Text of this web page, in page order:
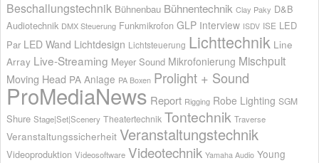
Beschallungstechnik Bühnenbau Bühnentechnik Clay Paky D&B
Audiotechnik DMX Steuerung Funkmikrofon GLP Interview ISDV ISE LED
Par LED Wand Lichtdesign Lichtsteuerung Lichttechnik Line
Array Live-Streaming Meyer Sound Mikrofonierung Mischpult
Moving Head PA Anlage PA Boxen Prolight + Sound
ProMediaNews Report Rigging Robe Lighting SGM
Shure Stage|Set|Scenery Theatertechnik Tontechnik Traverse
Veranstaltungssicherheit Veranstaltungstechnik
Videoproduktion Videosoftware Videotechnik Yamaha Audio Young